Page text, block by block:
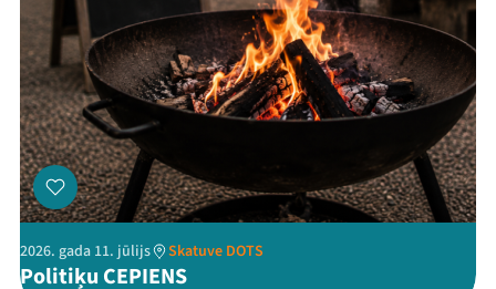
2026. gada 11. jūlijs Skatuve DOTS
Politiķu CEPIENS